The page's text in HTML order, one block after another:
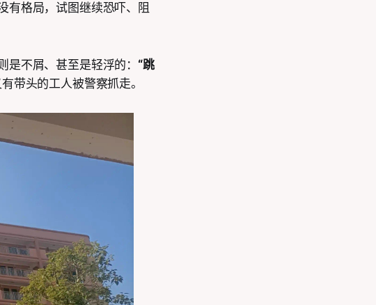
有格局，试图继续恐吓、阻
不屑、甚至是轻浮的： “跳
带头的工人被警察抓走。